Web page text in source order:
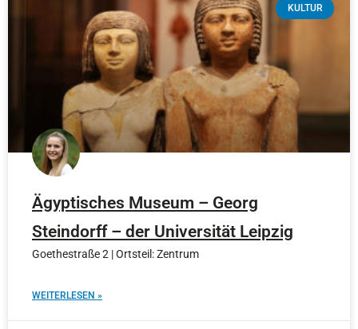
KULTUR
Ägyptisches Museum – Georg
Steindorff – der Universität Leipzig
Goethestraße 2 | Ortsteil: Zentrum
WEITERLESEN »